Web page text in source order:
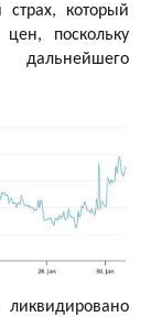
который
поскольку
дальнейшего